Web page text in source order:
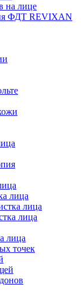
на лице
ФДТ REVIXAN
лица
лица
лица
лица
точек